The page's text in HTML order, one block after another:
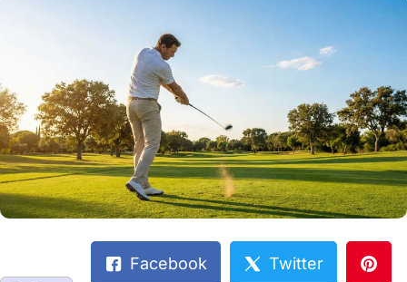
Facebook Twitter